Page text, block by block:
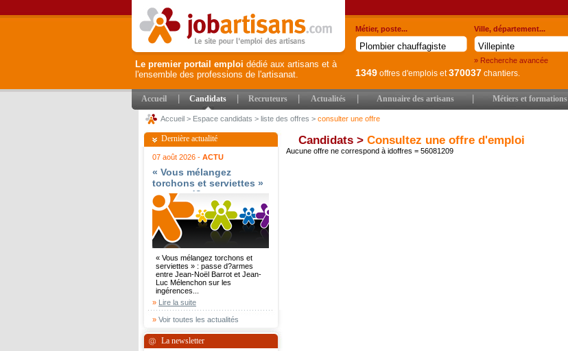
Le premier portail emploi dédié aux artisans et à
l'ensemble des professions de l'artisanat.
Métier, poste... Ville, département...
» Recherche avancée
1349 offres d'emplois et370037 chantiers.
Accueil Candidats Recruteurs Actualités Annuaire des artisans Métiers et formations
Accueil > Espace candidats > liste des offres > consulter une offre
Dernière actualité
07 août 2026 - ACTU
« Vous mélangez
torchons et serviettes »
: passe d?armes entre
Jean-Noël Barrot et
Jean-Luc Mélenchon sur
les ingérences
étrangères - Le Parisien
« Vous mélangez torchons et
serviettes » : passe d?armes
entre Jean-Noël Barrot et Jean-
Luc Mélenchon sur les
ingérences...
» Lire la suite
» Voir toutes les actualités
La newsletter
Candidats > Consultez une offre d'emploi
Aucune offre ne correspond à idoffres = 56081209